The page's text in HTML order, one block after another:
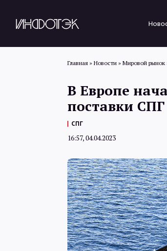
Главная » Новости » Мировой рынок
В Европе
поставки СПГ
СПГ
16:57, 04.04.2023